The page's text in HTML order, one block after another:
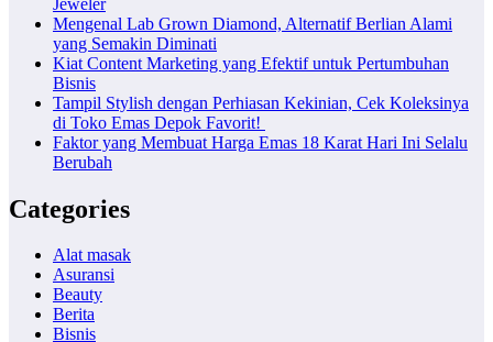
Mengenal Lab Grown Diamond, Alternatif Berlian Alami
yang Semakin Diminati
Kiat Content Marketing yang Efektif untuk Pertumbuhan
Bisnis
Tampil Stylish dengan Perhiasan Kekinian, Cek Koleksinya
di Toko Emas Depok Favorit!
Faktor yang Membuat Harga Emas 18 Karat Hari Ini Selalu
Berubah
Categories
Alat masak
Asuransi
Beauty
Berita
Bisnis